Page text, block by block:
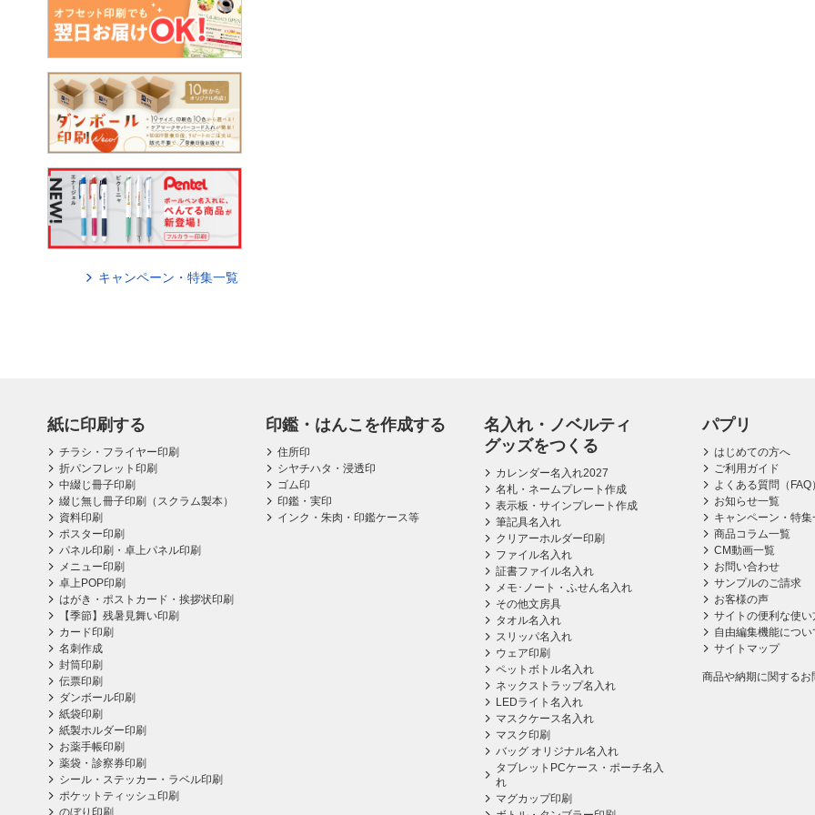
キャンペーン・特集一覧
紙に印刷する
チラシ・フライヤー印刷
折パンフレット印刷
中綴じ冊子印刷
綴じ無し冊子印刷（スクラム製本）
資料印刷
ポスター印刷
パネル印刷・卓上パネル印刷
メニュー印刷
卓上POP印刷
はがき・ポストカード・挨拶状印刷
【季節】残暑見舞い印刷
カード印刷
名刺作成
封筒印刷
伝票印刷
ダンボール印刷
紙袋印刷
紙製ホルダー印刷
お薬手帳印刷
薬袋・診察券印刷
シール・ステッカー・ラベル印刷
ポケットティッシュ印刷
印鑑・はんこを作成する
住所印
シヤチハタ・浸透印
ゴム印
印鑑・実印
インク・朱肉・印鑑ケース等
名入れ・ノベルティ
グッズをつくる
カレンダー名入れ2027
名札・ネームプレート作成
表示板・サインプレート作成
筆記具名入れ
クリアーホルダー印刷
ファイル名入れ
証書ファイル名入れ
メモ･ノート・ふせん名入れ
その他文房具
タオル名入れ
スリッパ名入れ
ウェア印刷
ペットボトル名入れ
ネックストラップ名入れ
LEDライト名入れ
マスクケース名入れ
マスク印刷
バッグ オリジナル名入れ
タブレットPCケース・ポーチ名入
れ
マグカップ印刷
パプリ
はじめての方へ
ご利用ガイド
よくある質問（FAQ
お知らせ一覧
キャンペーン・特集
商品コラム一覧
CM動画一覧
お問い合わせ
サンプルのご請求
お客様の声
サイトの便利な使い
自由編集機能につい
サイトマップ
商品や納期に関するお